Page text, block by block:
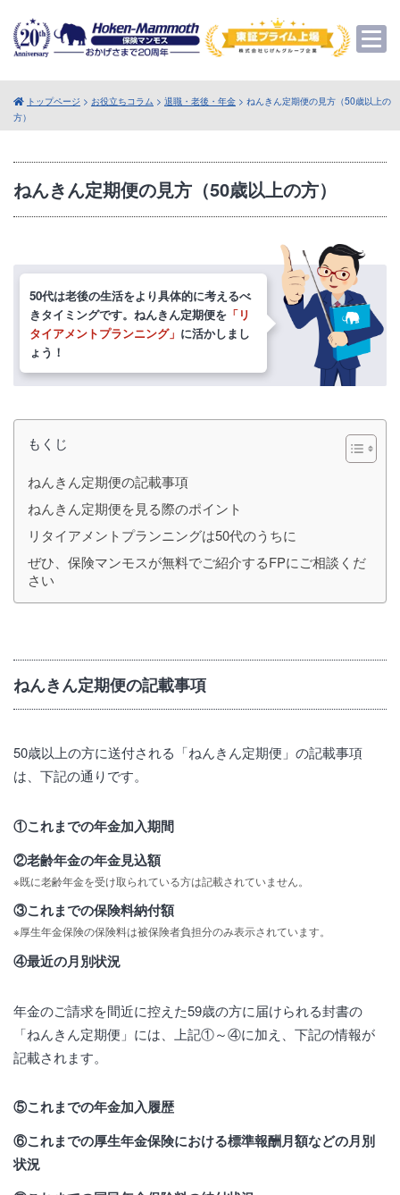
トップページ > お役立ちコラム > 退職・老後・年金 > ねんきん定期便の見方（50歳以上の
方）
ねんきん定期便の見方（50歳以上の方）
50代は老後の生活をより具体的に考えるべ
きタイミングです。ねんきん定期便を 「リ
タイアメントプランニング」 に活かしまし
ょう！
もくじ
ねんきん定期便の記載事項
ねんきん定期便を見る際のポイント
リタイアメントプランニングは50代のうちに
ぜひ、保険マンモスが無料でご紹介するFPにご相談くだ
さい
ねんきん定期便の記載事項
50歳以上の方に送付される「ねんきん定期便」の記載事項
は、下記の通りです。
①これまでの年金加入期間
②老齢年金の年金見込額
※既に老齢年金を受け取られている方は記載されていません。
③これまでの保険料納付額
※厚生年金保険の保険料は被保険者負担分のみ表示されています。
④最近の月別状況
年金のご請求を間近に控えた59歳の方に届けられる封書の
「ねんきん定期便」には、上記①～④に加え、下記の情報が
記載されます。
⑤これまでの年金加入履歴
⑥これまでの厚生年金保険における標準報酬月額などの月別
状況